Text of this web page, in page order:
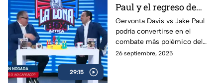
29:15
Paul y el regreso de
Ryan García | A Raspar
La Lona
Gervonta Davis vs Jake Paul
podría convertirse en el
combate más polémico del
año, mientras Ryan García
26 septiembre, 2025